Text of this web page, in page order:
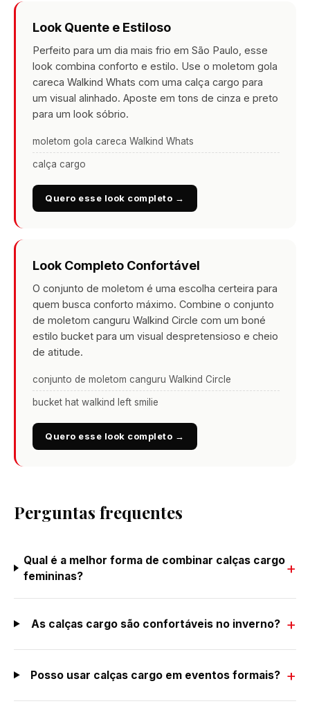
Look Quente e Estiloso
Perfeito para um dia mais frio em São Paulo, esse
look combina conforto e estilo. Use o moletom gola
careca Walkind Whats com uma calça cargo para
um visual alinhado. Aposte em tons de cinza e preto
para um look sóbrio.
moletom gola careca Walkind Whats
calça cargo
Quero esse look completo →
Look Completo Confortável
O conjunto de moletom é uma escolha certeira para
quem busca conforto máximo. Combine o conjunto
de moletom canguru Walkind Circle com um boné
estilo bucket para um visual despretensioso e cheio
de atitude.
conjunto de moletom canguru Walkind Circle
bucket hat walkind left smilie
Quero esse look completo →
Perguntas frequentes
Qual é a melhor forma de combinar calças cargo
femininas?
As calças cargo são confortáveis no inverno?
Posso usar calças cargo em eventos formais?